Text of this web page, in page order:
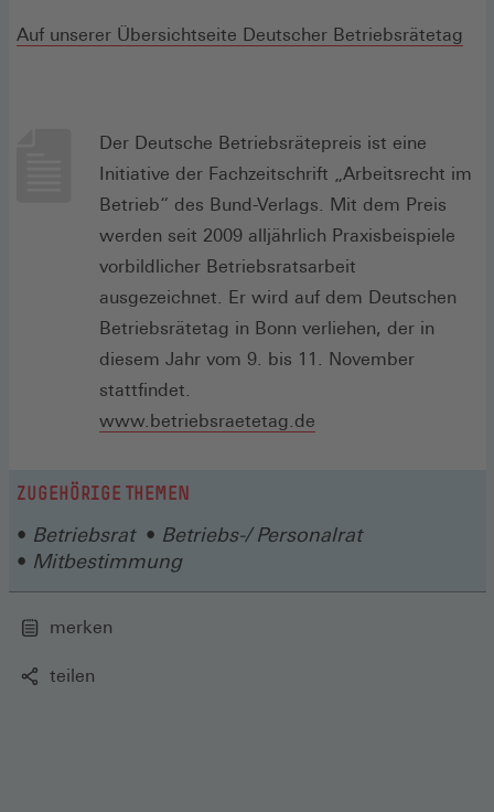
Auf unserer Übersichtseite Deutscher Betriebsrätetag
Der Deutsche Betriebsrätepreis ist eine
Initiative der Fachzeitschrift „Arbeitsrecht im
Betrieb“ des Bund-Verlags. Mit dem Preis
werden seit 2009 alljährlich Praxisbeispiele
vorbildlicher Betriebsratsarbeit
ausgezeichnet. Er wird auf dem Deutschen
Betriebsrätetag in Bonn verliehen, der in
diesem Jahr vom 9. bis 11. November
stattfindet.
www.betriebsraetetag.de
Fenster)
ZUGEHÖRIGE THEMEN
Betriebsrat
Betriebs-/ Personalrat
Mitbestimmung
merken
teilen